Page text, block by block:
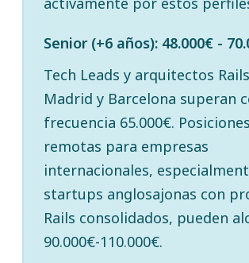
Senior (+6 años): 48.000€ -
Tech Leads y arquitectos
Madrid y Barcelona superan
frecuencia 65.000€. Posiciones
remotas para empresas
internacionales,
startups anglosajonas con
Rails consolidados, pueden
90.000€-110.000€.